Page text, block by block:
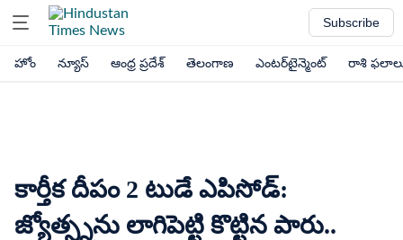
Subscribe
హోం న్యూస్ ఆంధ్ర ప్రదేశ్ తెలంగాణ ఎంటర్‌టైన్మెంట్ రాశి
కార్తీక దీపం 2 టుడే ఎపిసోడ్:
జ్యోత్స్నను లాగిపెట్టి కొట్టిన పారు..